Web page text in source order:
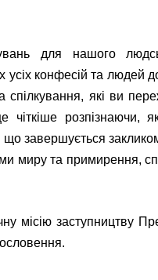
для нашого
конфесій та людей
які ви
розпізнаючи,
що завершується
миру та примирення,
місію заступництву